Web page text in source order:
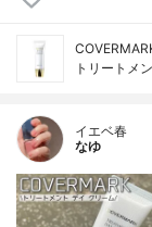
トリートメ
イエベ春
なゆ